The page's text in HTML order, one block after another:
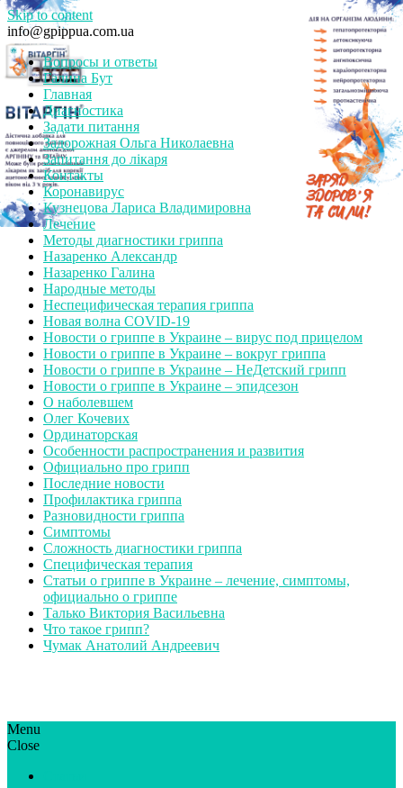
Skip to content
info@gpippua.com.ua
Вопросы и ответы
Галина Бут
Главная
Диагностика
Задати питання
Задорожная Ольга Николаевна
Запитання до лікаря
Контакты
Коронавирус
Кузнецова Лариса Владимировна
Лечение
Методы диагностики гриппа
Назаренко Александр
Назаренко Галина
Народные методы
Неспецифическая терапия гриппа
Новая волна COVID-19
Новости о гриппе в Украине – вирус под прицелом
Новости о гриппе в Украине – вокруг гриппа
Новости о гриппе в Украине – НеДетский грипп
Новости о гриппе в Украине – эпидсезон
О наболевшем
Олег Кочевих
Ординаторская
Особенности распространения и развития
Официально про грипп
Последние новости
Профилактика гриппа
Разновидности гриппа
Симптомы
Сложность диагностики гриппа
Специфическая терапия
Статьи о гриппе в Украине – лечение, симптомы,
официально о гриппе
Талько Виктория Васильевна
Что такое грипп?
Чумак Анатолий Андреевич
ГрипЮА: симптоми і лікування | Все про грип в Україні
Все про грип в Україні та Києві, профілактика грипу.
Menu
Close